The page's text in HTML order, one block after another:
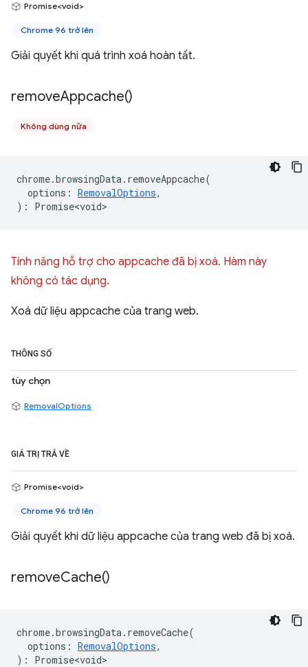
Promise<void>
Chrome 96 trở lên
Giải quyết khi quá trình xoá hoàn tất.
removeAppcache()
Không dùng nữa
chrome.browsingData. removeAppcache(
options : RemovalOptions,
) : Promise<void>
Tính năng hỗ trợ cho appcache đã bị xoá. Hàm này
không có tác dụng.
Xoá dữ liệu appcache của trang web.
THÔNG SỐ
tùy chọn
RemovalOptions
GIÁ TRỊ TRẢ VỀ
Promise<void>
Chrome 96 trở lên
Giải quyết khi dữ liệu appcache của trang web đã bị xoá.
removeCache()
chrome.browsingData. removeCache(
options : RemovalOptions,
) : Promise<void>